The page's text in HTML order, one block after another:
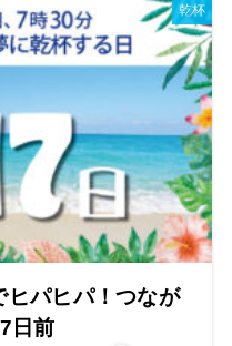
乾杯
ヒパヒパ！つなが
日前